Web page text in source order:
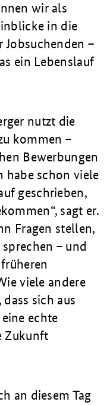
wir als
in die
–
ein Lebenslauf
nutzt die
kommen –
Bewerbungen
habe schon viele
geschrieben,
sagt er.
Fragen stellen,
– und
viele andere
sich aus
echte
Zukunft
an diesem Tag